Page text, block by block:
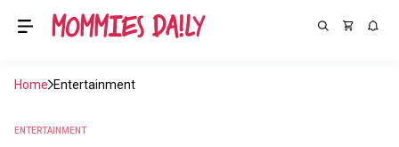
Home Entertainment
ENTERTAINMENT